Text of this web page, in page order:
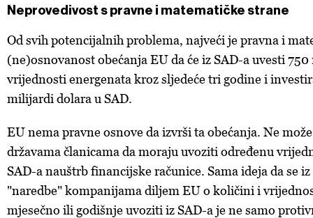
Neprovedivost s pravne i matematičke strane
Od svih potencijalnih problema, najveći je pravna i
(ne)osnovanost obećanja EU da će iz SAD-a uvesti
vrijednosti energenata kroz sljedeće tri godine i
milijardi dolara u SAD.
EU nema pravne osnove da izvrši ta obećanja. Ne
državama članicama da moraju uvoziti određenu
SAD-a nauštrb financijske računice. Sama ideja da se
"naredbe" kompanijama diljem EU o količini i
mjesečno ili godišnje uvoziti iz SAD-a je ne samo